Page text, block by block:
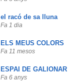
el racó de sa lluna
Fa 1 dia
ELS MEUS COLORS
Fa 11 mesos
ESPAI DE GALIONAR
Fa 6 anys